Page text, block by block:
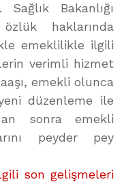
Bakanlığı
haklarında
emeklilikle ilgili
verimli hizmet
emekli olunca
düzenleme ile
sonra emekli
peyder pey
son gelişmeleri